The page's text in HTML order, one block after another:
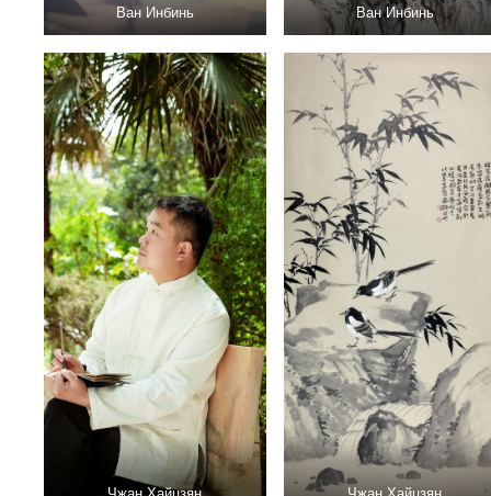
Ван Инбинь Ван Инбинь